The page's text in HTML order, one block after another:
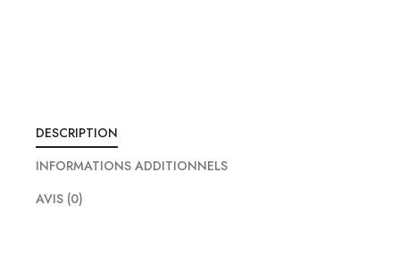
DESCRIPTION
INFORMATIONS ADDITIONNELS
AVIS (0)